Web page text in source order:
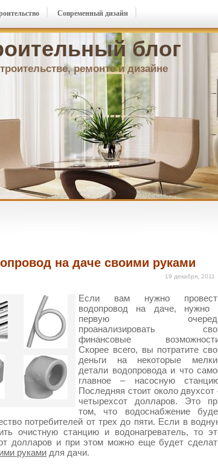
блог
ремонте и дизайне
Современный дизайн
на даче своими руками
19 декабря, 2011
Если вам нужно
водопровод на даче, нужно
первую
проанализировать
финансовые
Скорее всего, вы потратите
деньги на некоторые
детали водопровода и что
главное – насосную
Последняя стоит около двухсот
четырехсот долларов. Это
том, что водоснабжение
потребителей от трех до пяти. Если в
очистную станцию и водонагреватель, то
долларов и при этом можно еще будет
руками для дачи.